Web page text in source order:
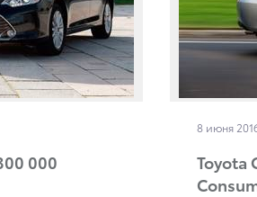
000
8 июня
Toyota